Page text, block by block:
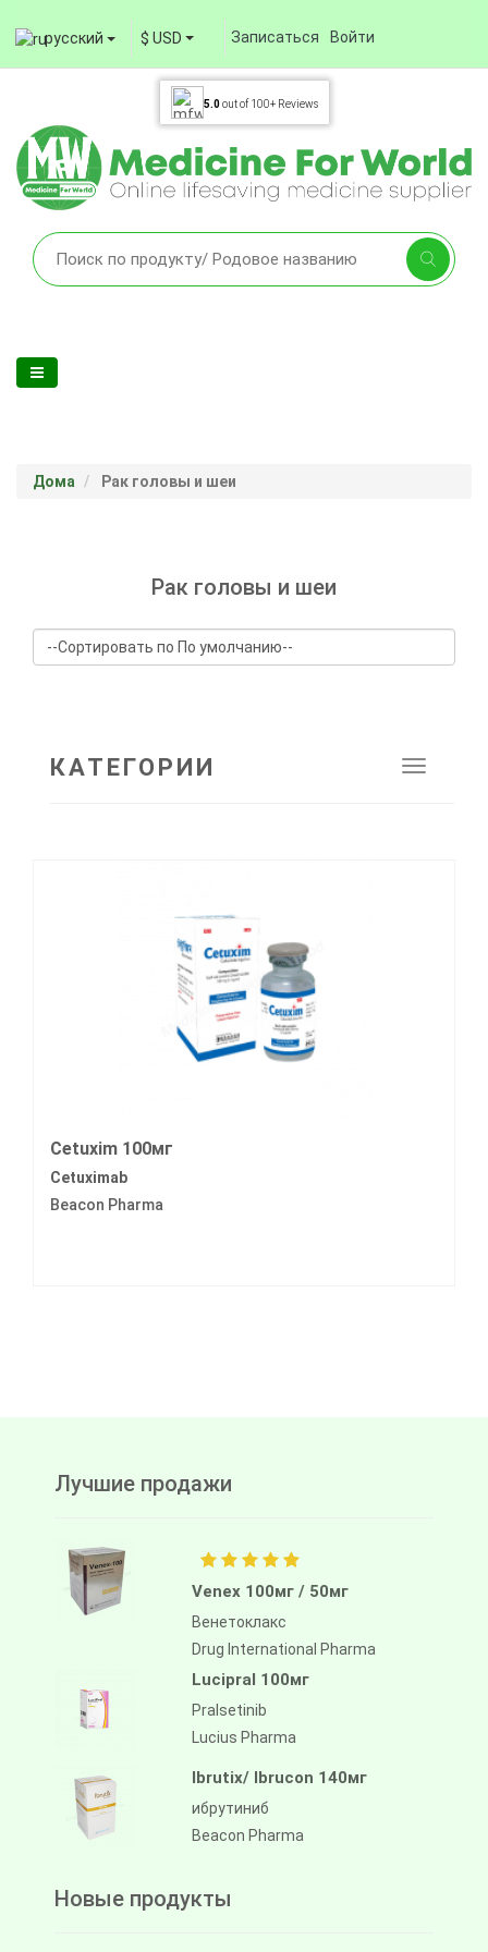
русский $ USD Записаться Войти
5.0out of 100+ Reviews
Дома Рак головы и шеи
Рак головы и шеи
Toggle
КАТЕГОРИИ
Cetuxim 100мг
Cetuximab
Beacon Pharma
Лучшие продажи
Venex 100мг / 50мг
Венетоклакс
Drug International Pharma
Lucipral 100мг
Pralsetinib
Lucius Pharma
Ibrutix/ Ibrucon 140мг
ибрутиниб
Beacon Pharma
Новые продукты